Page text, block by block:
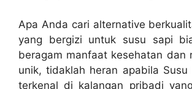
Apa Anda cari alternative
yang bergizi untuk susu sapi
beragam manfaat kesehatan dan
unik, tidaklah heran apabila Susu
terkenal di kalangan pribadi